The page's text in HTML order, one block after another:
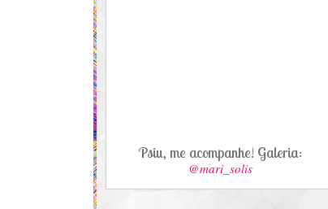
Psiu, me acompanhe! Galeria:
@mari_solis